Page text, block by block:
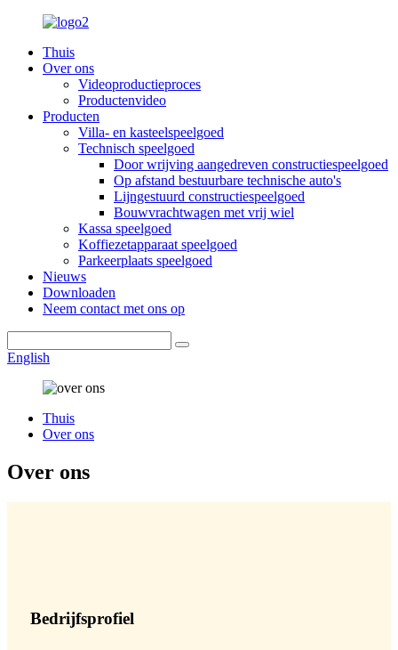
Thuis
Over ons
Videoproductieproces
Productenvideo
Producten
Villa- en kasteelspeelgoed
Technisch speelgoed
Door wrijving aangedreven constructiespeelgoed
Op afstand bestuurbare technische auto's
Lijngestuurd constructiespeelgoed
Bouwvrachtwagen met vrij wiel
Kassa speelgoed
Koffiezetapparaat speelgoed
Parkeerplaats speelgoed
Nieuws
Downloaden
Neem contact met ons op
English
Thuis
Over ons
Over ons
Bedrijfsprofiel